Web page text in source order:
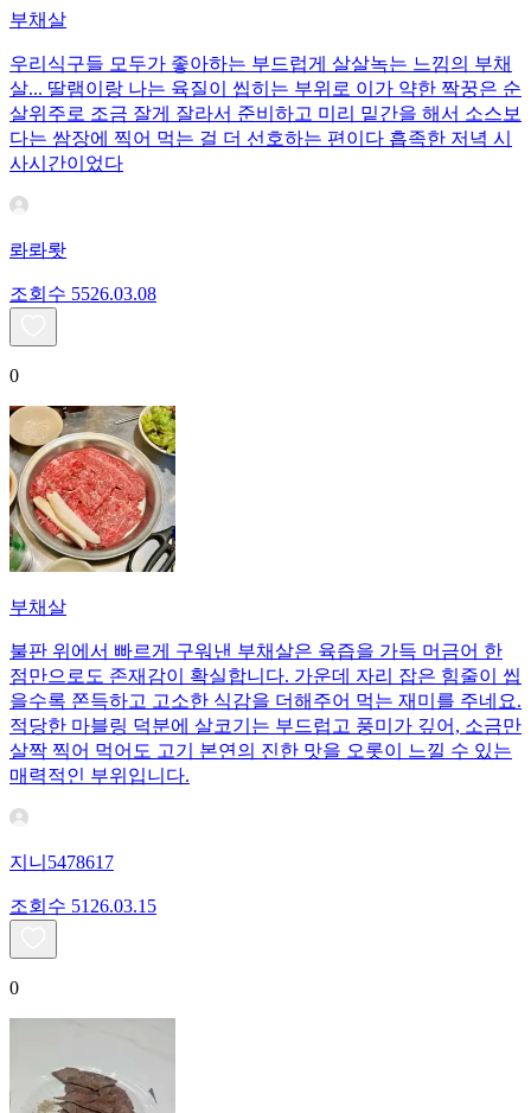
부채살
우리식구들 모두가 좋아하는 부드럽게 살살녹는 느낌의 부채
살... 딸램이랑 나는 육질이 씹히는 부위로 이가 약한 짝꿍은 순
살위주로 조금 잘게 잘라서 준비하고 미리 밑간을 해서 소스보
다는 쌈장에 찍어 먹는 걸 더 선호하는 편이다 흡족한 저녁 시
사시간이었다
롸롸뢋
조회수 5526.03.08
0
부채살
불판 위에서 빠르게 구워낸 부채살은 육즙을 가득 머금어 한
점만으로도 존재감이 확실합니다. 가운데 자리 잡은 힘줄이 씹
을수록 쫀득하고 고소한 식감을 더해주어 먹는 재미를 주네요.
적당한 마블링 덕분에 살코기는 부드럽고 풍미가 깊어, 소금만
살짝 찍어 먹어도 고기 본연의 진한 맛을 오롯이 느낄 수 있는
매력적인 부위입니다.
지니5478617
조회수 51 26.03.15
0